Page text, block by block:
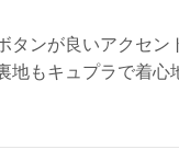
タンが良いアクセン
地もキュプラで着心